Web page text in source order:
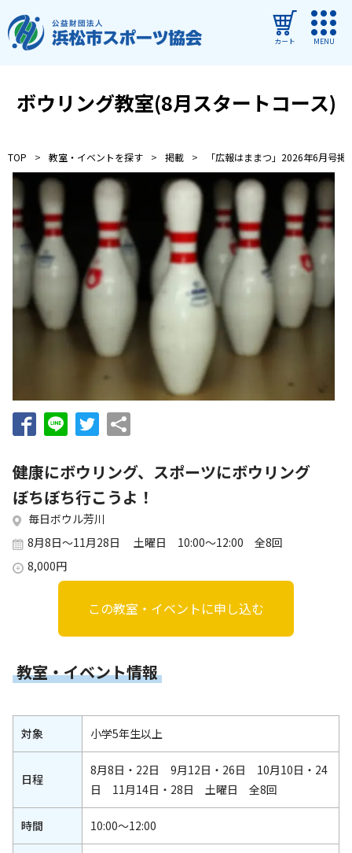
カート MENU
ご利用ガイド
よくある質問
協会について
管理施設
教室・イベントからのお知らせ
浜松市民スポーツ祭
特定商取引法に基づく表記
浜松スポーツ協会に関する
053-411-8686
メールフォームでのお問い合わせ
各教室・イベントページの問い合わせ先までお願いいたします。
ボウリング教室(8月スタートコース)
TOP 教室・イベントを探す 掲載 「広報はままつ」2026年6月号掲
健康にボウリング、スポーツにボウリング
ぼちぼち行こうよ！
毎日ボウル芳川
8月8日～11月28日 土曜日 10:00～12:00 全8回
8,000円
この教室・イベントに申し込む
教室・イベント情報
対象 小学5年生以上
日程
8月8日・22日 9月12日・26日 10月10日・24
日 11月14日・28日 土曜日 全8回
時間 10:00～12:00